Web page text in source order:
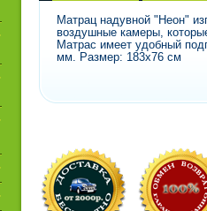
Матрац надувной "Неон"
воздушные камеры,
Матрас имеет удобный
мм. Размер: 183х76 см